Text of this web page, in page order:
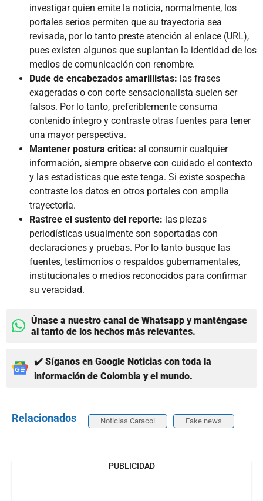
investigar quien emite la noticia, normalmente, los
portales serios permiten que su trayectoria sea
revisada, por lo tanto preste atención al enlace (URL),
pues existen algunos que suplantan la identidad de los
medios de comunicación con renombre.
Dude de encabezados amarillistas: las frases
exageradas o con corte sensacionalista suelen ser
falsos. Por lo tanto, preferiblemente consuma
contenido íntegro y contraste otras fuentes para tener
una mayor perspectiva.
Mantener postura critica: al consumir cualquier
información, siempre observe con cuidado el contexto
y las estadísticas que este tenga. Si existe sospecha
contraste los datos en otros portales con amplia
trayectoria.
Rastree el sustento del reporte: las piezas
periodísticas usualmente son soportadas con
declaraciones y pruebas. Por lo tanto busque las
fuentes, testimonios o respaldos gubernamentales,
institucionales o medios reconocidos para confirmar
su veracidad.
Únase a nuestro canal de Whatsapp y manténgase
al tanto de los hechos más relevantes.
✔️ Síganos en Google Noticias con toda la
información de Colombia y el mundo.
Relacionados Noticias Caracol Fake news
PUBLICIDAD